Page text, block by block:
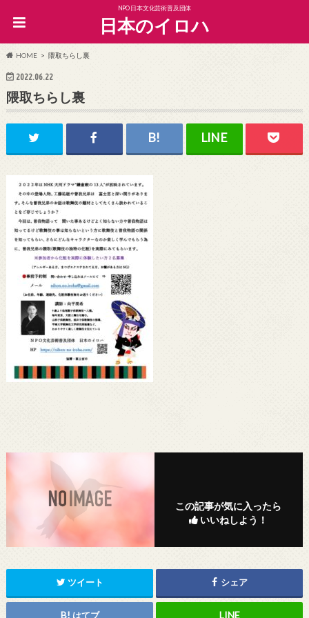
NPO日本文化芸術普及団体
日本のイロハ
HOME 隈取ちらし裏
2022.06.22
隈取ちらし裏
この記事が気に入ったら
いいねしよう！
ツイート シェア
はてブ